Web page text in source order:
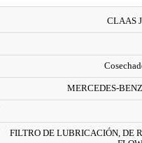
CLAAS
MERCEDES-
FILTRO DE LUBRICACIÓN, DE